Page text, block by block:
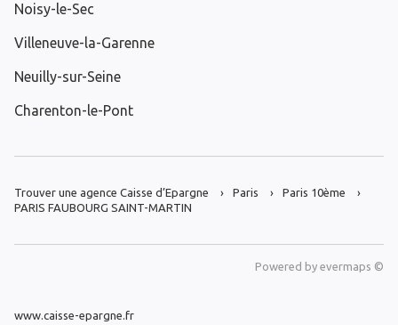
Noisy-le-Sec
Villeneuve-la-Garenne
Neuilly-sur-Seine
Charenton-le-Pont
Trouver une agence Caisse d’Epargne Paris
Paris 10ème
PARIS FAUBOURG SAINT-MARTIN
Powered by evermaps ©
www.caisse-epargne.fr